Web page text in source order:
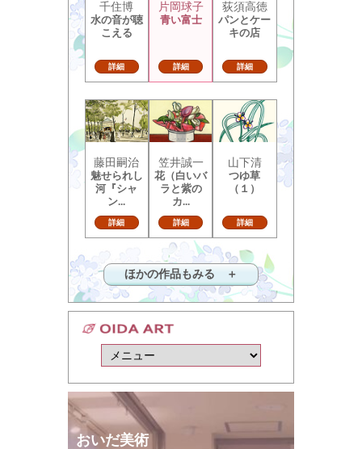
千住博
水の音が聴
こえる
詳細
片岡球子
青い富士
詳細
荻須高徳
パンとケー
キの店
詳細
藤田嗣治
魅せられし
河『シャ
ン...
詳細
笠井誠一
花（白いバ
ラと紫の
カ...
詳細
山下清
つゆ草
（１）
詳細
ほかの作品もみる ＋
おいだ美術